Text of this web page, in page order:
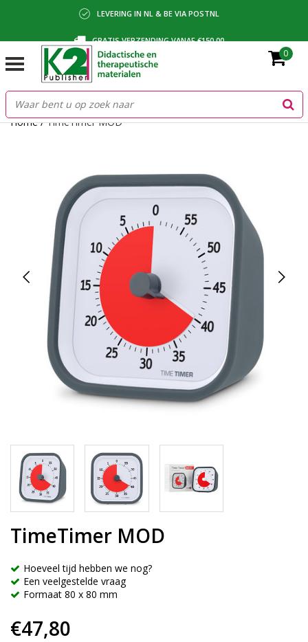
LEVERING IN NL & BE VIA POSTNL
GRATIS VERZENDING VANAF €150,00
BETALING VIA IDEAL, BANCONTACT OF FACTUUR
0
Home/TimeTimer MOD
TimeTimer MOD
Hoeveel tijd hebben we nog?
Een veelgestelde vraag
Formaat 80 x 80 mm
€47,80